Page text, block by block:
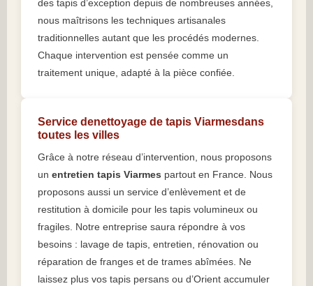
des tapis d’exception depuis de nombreuses années,
nous maîtrisons les techniques artisanales
traditionnelles autant que les procédés modernes.
Chaque intervention est pensée comme un
traitement unique, adapté à la pièce confiée.
Service denettoyage de tapis Viarmesdans
toutes les villes
Grâce à notre réseau d’intervention, nous proposons
un entretien tapis Viarmes partout en France. Nous
proposons aussi un service d’enlèvement et de
restitution à domicile pour les tapis volumineux ou
fragiles. Notre entreprise saura répondre à vos
besoins : lavage de tapis, entretien, rénovation ou
réparation de franges et de trames abîmées. Ne
laissez plus vos tapis persans ou d’Orient accumuler